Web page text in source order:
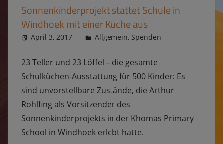
Sonnenkinderprojekt stattet Schule in
Windhoek mit einer Küche aus
April 3, 2017 Kevin
Allgemein, Spenden
23 Teller und 23 Löffel – die gesamte
Schulküchen-Ausstattung für 500 Kinder: Es
sind unvorstellbare Zustände, die Arthur
Rohlfing als Vorsitzender des
Sonnenkinderprojekts in der Khomas Primary
School in Windhoek erlebt hatte.